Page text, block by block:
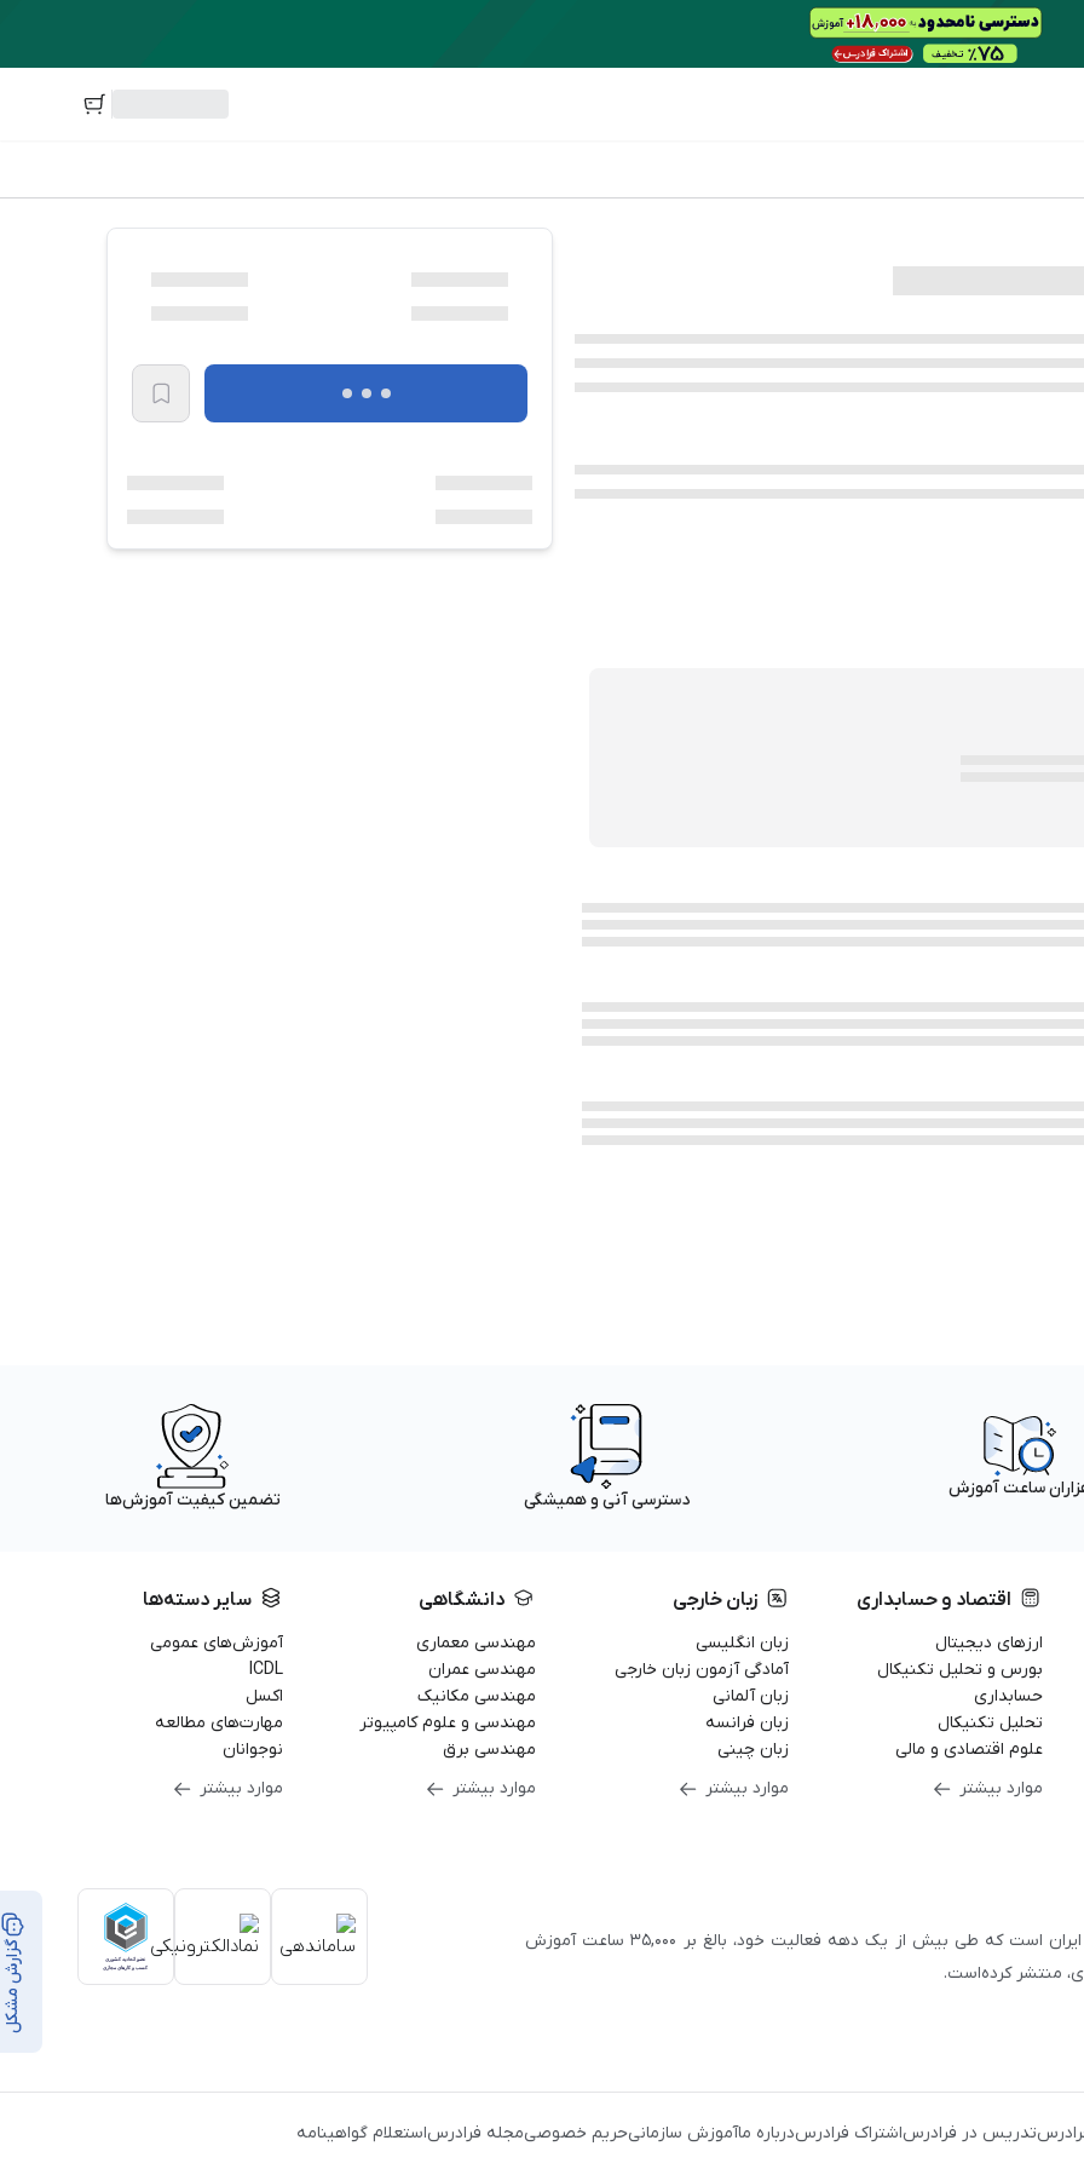
گزارش مشکل
ساعت آموزش
دسترسی آنی و همیشگی تضمین کیفیت آموزش‌ها
اقتصاد و حسابداری
ارزهای دیجیتال
بورس و تحلیل تکنیکال
حسابداری
تحلیل تکنیکال
علوم اقتصادی و مالی
موارد بیشتر
زبان خارجی
زبان انگلیسی
آمادگی آزمون زبان خارجی
زبان آلمانی
زبان فرانسه
زبان چینی
موارد بیشتر
دانشگاهی
مهندسی معماری
مهندسی عمران
مهندسی مکانیک
مهندسی و علوم کامپیوتر
مهندسی برق
موارد بیشتر
سایر دسته‌ها
آموزش‌های عمومی
ICDL
اکسل
مهارت‌های مطالعه
نوجوانان
موارد بیشتر
سازمان علمی و آموزشی فرادرس، بزرگ‌ترین پلتفرم آموزش آنلاین ایران است که طی بیش از یک دهه فعالیت خود، بالغ بر ۳۵,۰۰۰ ساعت آموزش
و نوجوانان، آموزش زبان‌های خارجی،مهندسی برق، الکترونیکورباتیک،
تدریس در فرادرساشتراک فرادرسدرباره ماآموزش سازمانیحریم خصوصیمجله فرادرساستعلام گواهینامه